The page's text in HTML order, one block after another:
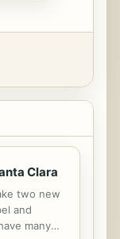
Clara
two new
and
many